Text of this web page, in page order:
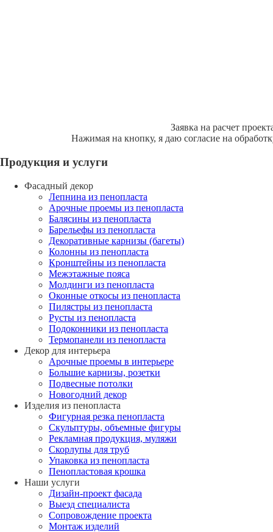
Заявка на расчет
Нажимая на кнопку, я даю согласие на
Продукция и услуги
Фасадный декор
Лепнина из пенопласта
Арочные проемы из пенопласта
Балясины из пенопласта
Барельефы из пенопласта
Декоративные карнизы (багеты)
Колонны из пенопласта
Кронштейны из пенопласта
Межэтажные пояса
Молдинги из пенопласта
Оконные откосы из пенопласта
Пилястры из пенопласта
Русты из пенопласта
Подоконники из пенопласта
Термопанели из пенопласта
Декор для интерьера
Арочные проемы в интерьере
Большие карнизы, розетки
Подвесные потолки
Новогодний декор
Изделия из пенопласта
Фигурная резка пенопласта
Скульптуры, объемные фигуры
Рекламная продукция, муляжи
Скорлупы для труб
Упаковка из пенопласта
Пенопластовая крошка
Наши услуги
Дизайн-проект фасада
Выезд специалиста
Сопровождение проекта
Монтаж изделий